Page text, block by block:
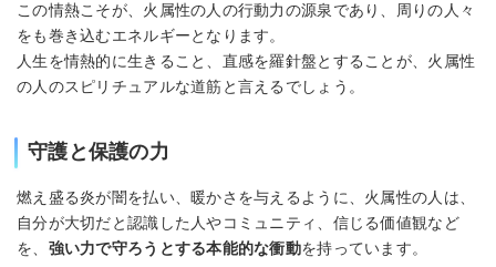
この情熱こそが、火属性の人の行動力の源泉であり、周りの人々
をも巻き込むエネルギーとなります。
人生を情熱的に生きること、直感を羅針盤とすることが、火属性
の人のスピリチュアルな道筋と言えるでしょう。
守護と保護の力
燃え盛る炎が闇を払い、暖かさを与えるように、火属性の人は、
自分が大切だと認識した人やコミュニティ、信じる価値観など
を、 強い力で守ろうとする本能的な衝動を持っています。